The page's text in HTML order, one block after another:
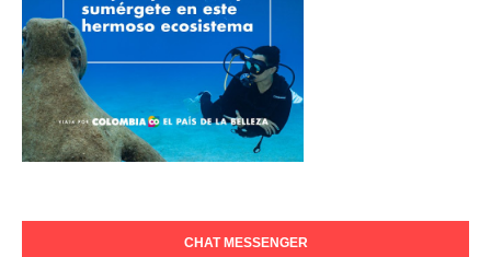
CHAT MESSENGER